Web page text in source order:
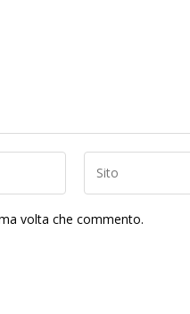
volta che commento.